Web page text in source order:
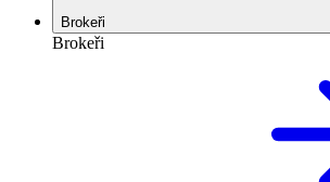
Brokeři
Brokeři